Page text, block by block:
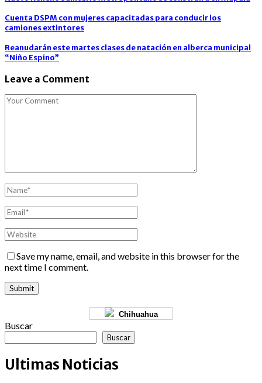
Cuenta DSPM con mujeres capacitadas para conducir los
camiones extintores
Reanudarán este martes clases de natación en alberca municipal
“Niño Espino”
Leave a Comment
Save my name, email, and website in this browser for the
next time I comment.
Chihuahua
Buscar
Buscar
Ultimas Noticias